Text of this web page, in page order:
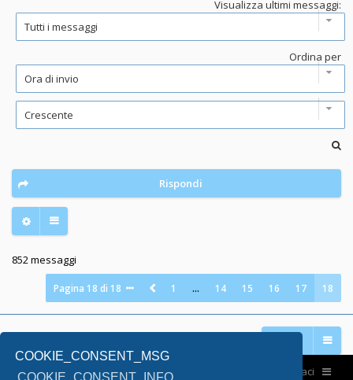
COOKIE_CONSENT_MSG
Visualizza ultimi messaggi:
Ordina per
Rispondi
852 messaggi
Pagina18 di18 1 … 14 15 16 17 18
Home Contattaci